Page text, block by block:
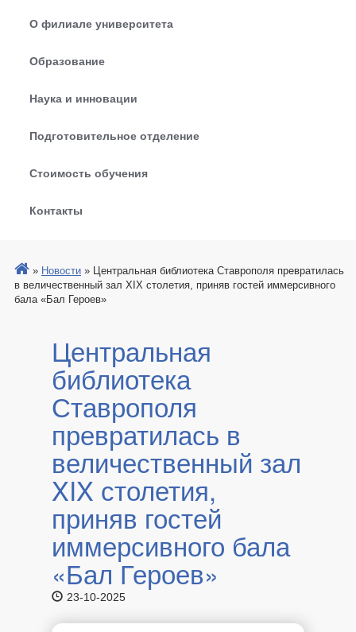
О филиале университета
Образование
Наука и инновации
Подготовительное отделение
Стоимость обучения
Контакты
» Новости »
Центральная библиотека Ставрополя превратилась
в величественный зал XIX столетия, приняв гостей иммерсивного
бала «Бал Героев»
Центральная
библиотека
Ставрополя
превратилась в
величественный зал
XIX столетия,
приняв гостей
иммерсивного бала
«Бал Героев»
23-10-2025